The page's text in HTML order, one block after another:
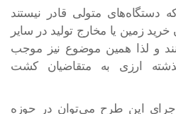
دستگاه‌های متولی قادر نیستند
خرید زمین یا مخارج تولید در سایر
و لذا همین موضوع نیز موجب
ارزی به متقاضیان کشت
اجرای این طرح می‌توان در حوزه